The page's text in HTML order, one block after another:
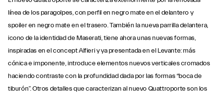
línea de los paragolpes, con perfil en negro mate en el delantero y
spoiler en negro mate en el trasero. También la nueva parrilla delantera,
icono de la identidad de Maserati, tiene ahora unas nuevas formas,
inspiradas en el concept Alfieri y ya presentada en el Levante: más
cónica e imponente, introduce elementos nuevos verticales cromados
haciendo contraste con la profundidad dada por las formas “boca de
tiburón”. Otros detalles que caracterizan al nuevo Quattroporte son los